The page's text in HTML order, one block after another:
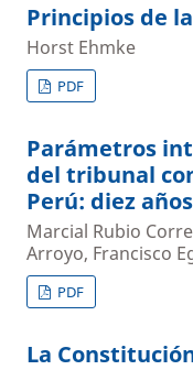
Principios de
Horst Ehmke
PDF
Parámetros
del tribunal
Perú: diez
Marcial Rubio
Arroyo, Francisco
PDF
La